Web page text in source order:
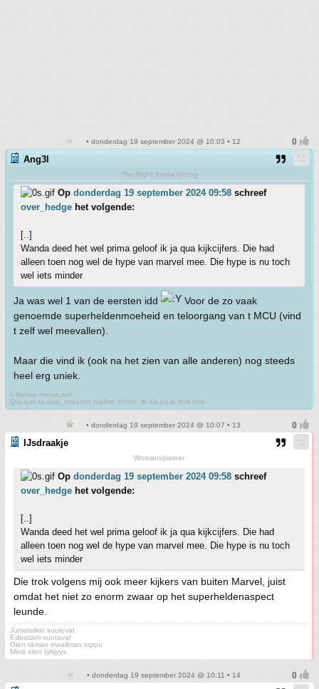
• donderdag 19 september 2024 @ 10:03 • 12
Ang3l
The Right Kinda Wrong
Op donderdag 19 september 2024 09:58 schreef
over_hedge het volgende:
[..]
Wanda deed het wel prima geloof ik ja qua kijkcijfers. Die had
alleen toen nog wel de hype van marvel mee. Die hype is nu toch
wel iets minder
Ja was wel 1 van de eersten idd
Voor de zo vaak
genoemde superheldenmoeheid en teloorgang van t MCU (vind
t zelf wel meevallen).
Maar die vind ik (ook na het zien van alle anderen) nog steeds
heel erg uniek.
L'Amour menaçant:
Qui que tu sois, voici ton maître. Il l'est, le fût ou le doit être.
• donderdag 19 september 2024 @ 10:07 • 13
IJsdraakje
Womansplainer
Op donderdag 19 september 2024 09:58 schreef
over_hedge het volgende:
[..]
Wanda deed het wel prima geloof ik ja qua kijkcijfers. Die had
alleen toen nog wel de hype van marvel mee. Die hype is nu toch
wel iets minder
Die trok volgens mij ook meer kijkers van buiten Marvel, juist
omdat het niet zo enorm zwaar op het superheldenaspect
leunde.
Jumalatkin kuolevat
Edessäni vuotavat
Olen tämän maailman loppu
Minä olen tyhjyys
• donderdag 19 september 2024 @ 10:11 • 14